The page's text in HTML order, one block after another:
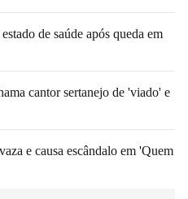
de saúde após queda em
cantor sertanejo de 'viado' e
e causa escândalo em 'Quem